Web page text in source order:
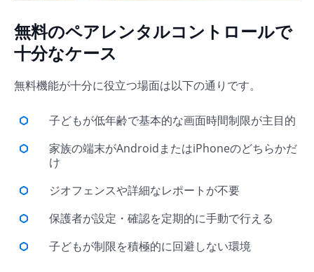
無料のペアレンタルコントロールで
十分なケース
無料機能が十分に役立つ場面は以下の通りです。
子どもが低年齢で基本的な画面時間制限が主目的
家族の端末がAndroidまたはiPhoneのどちらかだ
け
ジオフェンスや詳細なレポートが不要
保護者が設定・確認を定期的に手動で行える
子どもが制限を積極的に回避しない環境